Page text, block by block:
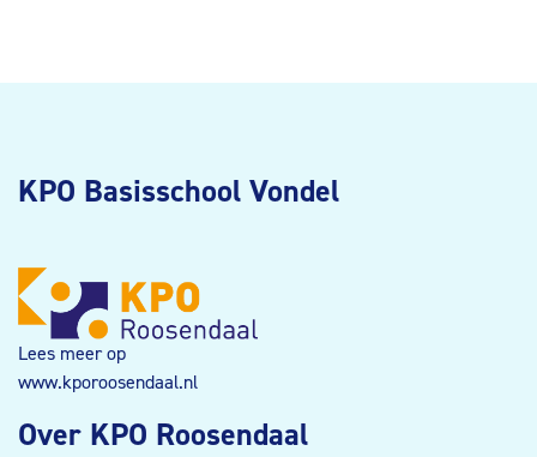
KPO Basisschool Vondel
Lees meer op
www.kporoosendaal.nl
Over KPO Roosendaal